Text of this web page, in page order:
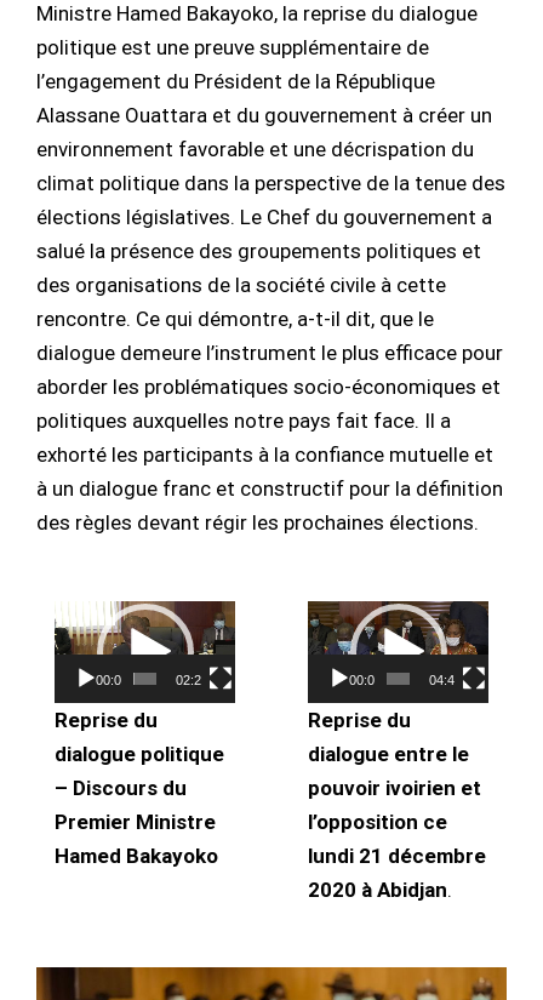
Ministre Hamed Bakayoko, la reprise du dialogue
politique est une preuve supplémentaire de
l’engagement du Président de la République
Alassane Ouattara et du gouvernement à créer un
environnement favorable et une décrispation du
climat politique dans la perspective de la tenue des
élections législatives. Le Chef du gouvernement a
salué la présence des groupements politiques et
des organisations de la société civile à cette
rencontre. Ce qui démontre, a-t-il dit, que le
dialogue demeure l’instrument le plus efficace pour
aborder les problématiques socio-économiques et
politiques auxquelles notre pays fait face. Il a
exhorté les participants à la confiance mutuelle et
à un dialogue franc et constructif pour la définition
des règles devant régir les prochaines élections.
Lecteur
vidéo
00:00 02:28
Reprise du
dialogue politique
– Discours du
Premier Ministre
Hamed Bakayoko
Lecteur
vidéo
00:00 04:46
Reprise du
dialogue entre le
pouvoir ivoirien et
l’opposition ce
lundi 21 décembre
2020 à Abidjan.